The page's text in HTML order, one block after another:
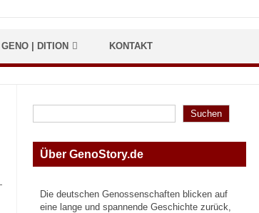
GENO | DITION KONTAKT
Suchen
Suchen
Über GenoStory.de
Die deutschen Genossenschaften blicken auf
eine lange und spannende Geschichte zurück,